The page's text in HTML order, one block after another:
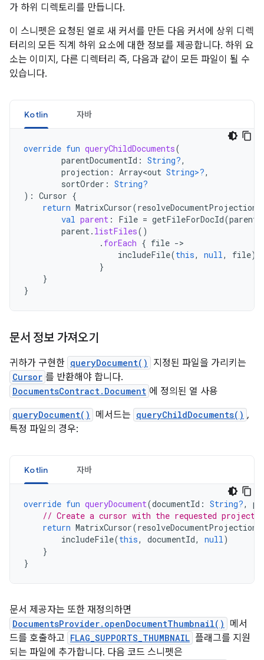
가 하위 디렉토리를 만듭니다.
이 스니펫은 요청된 열로 새 커서를 만든 다음 커서에 상위 디렉
터리의 모든 직계 하위 요소에 대한 정보를 제공합니다. 하위 요
소는 이미지, 다른 디렉터리 즉, 다음과 같이 모든 파일이 될 수
있습니다.
Kotlin 자바
override fun queryChildDocuments(
parentDocumentId : String?,
projection : Array<out String>?,
sortOrder : String?
): Cursor {
return MatrixCursor(resolveDocumentProjection
val parent : File = getFileForDocId(
parent. listFiles()
. forEach { file -
includeFile(this, null, file)
}
}
}
문서 정보 가져오기
귀하가 구현한 queryDocument() 지정된 파일을 가리키는
Cursor 를 반환해야 합니다.
DocumentsContract.Document 에 정의된 열 사용
queryDocument() 메서드는 queryChildDocuments() ,
특정 파일의 경우:
Kotlin 자바
override fun queryDocument(documentId : String?,
// Create a cursor with the requested
return MatrixCursor(resolveDocumentProjection
includeFile(this, documentId, null)
}
}
문서 제공자는 또한 재정의하면
DocumentsProvider.openDocumentThumbnail()
메서
드를 호출하고 FLAG_SUPPORTS_THUMBNAIL 플래그를 지원
되는 파일에 추가합니다. 다음 코드 스니펫은